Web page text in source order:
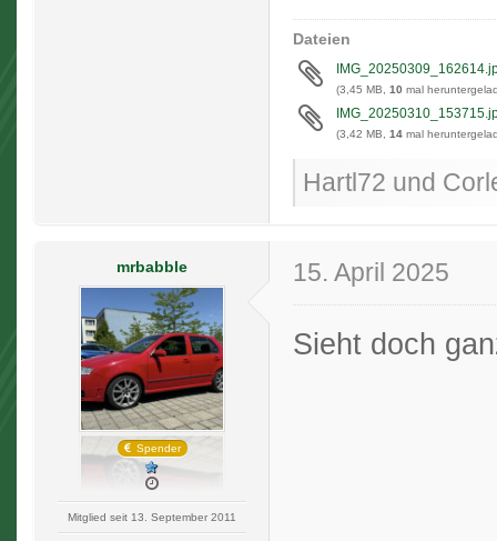
Dateien
(3,45 MB, 10 mal
(3,42 MB, 14 mal
Hartl72 und
mrbabble
Spender
Mitglied seit 13. September 2011
15. April 2025
Sieht doch